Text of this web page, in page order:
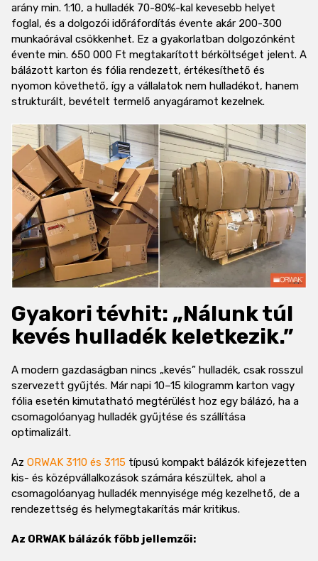
arány min. 1:10, a hulladék 70-80%-kal kevesebb helyet
foglal, és a dolgozói időráfordítás évente akár 200-300
munkaórával csökkenhet. Ez a gyakorlatban dolgozónként
évente min. 650 000 Ft megtakarított bérköltséget jelent. A
bálázott karton és fólia rendezett, értékesíthető és
nyomon követhető, így a vállalatok nem hulladékot, hanem
strukturált, bevételt termelő anyagáramot kezelnek.
Gyakori tévhit: „Nálunk túl
kevés hulladék keletkezik.”
A modern gazdaságban nincs „kevés” hulladék, csak rosszul
szervezett gyűjtés. Már napi 10–15 kilogramm karton vagy
fólia esetén kimutatható megtérülést hoz egy bálázó, ha a
csomagolóanyag hulladék gyűjtése és szállítása
optimalizált.
Az ORWAK 3110 és 3115 típusú kompakt bálázók kifejezetten
kis- és középvállalkozások számára készültek, ahol a
csomagolóanyag hulladék mennyisége még kezelhető, de a
rendezettség és helymegtakarítás már kritikus.
Az ORWAK bálázók főbb jellemzői: